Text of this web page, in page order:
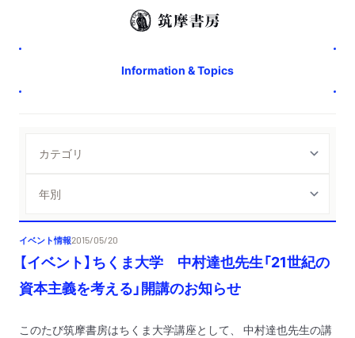
Information & Topics
イベント情報2015/05/20
【イベント】ちくま大学 中村達也先生「21世紀の
資本主義を考える」開講のお知らせ
このたび筑摩書房はちくま大学講座として、 中村達也先生の講